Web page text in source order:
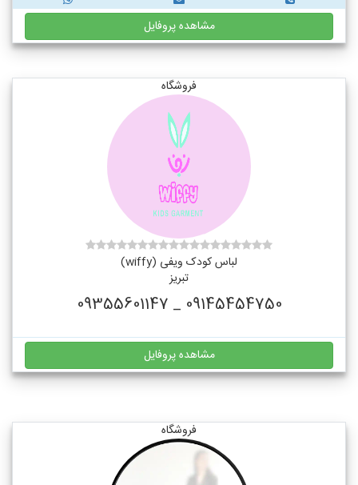
مشاهده پروفایل
فروشگاه
لباس کودک ویفی (wiffy)
تبریز
09145454750 _ 09355601147
مشاهده پروفایل
فروشگاه